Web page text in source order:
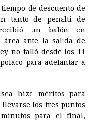
de descuento de
tanto de penalti de
un balón en
área ante la salida de
no falló desde los 11
para adelantar a
hizo méritos para
los tres puntos
para el final,